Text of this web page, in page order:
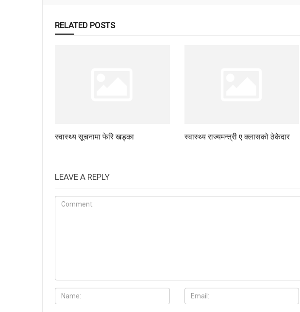
RELATED POSTS
स्वास्थ्य सूचनामा फेरि खड्का स्वास्थ्य राज्यमन्त्री ए क्लासको ठेकेदार
LEAVE A REPLY